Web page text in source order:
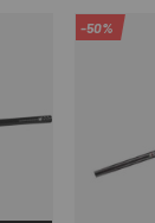
-50%